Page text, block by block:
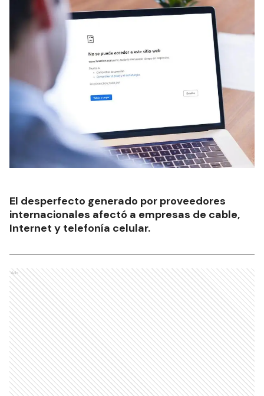
El desperfecto generado por proveedores
internacionales afectó a empresas de cable,
Internet y telefonía celular.
Ads